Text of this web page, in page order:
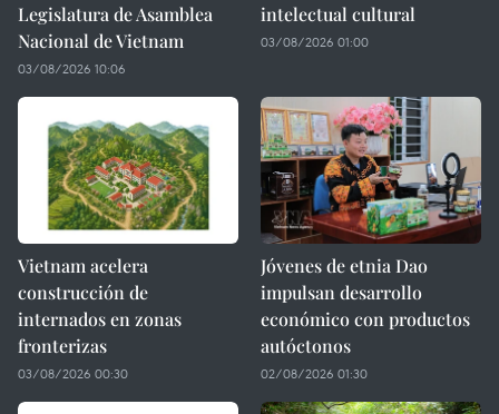
Legislatura de Asamblea
Nacional de Vietnam
03/08/2026 10:06
intelectual cultural
03/08/2026 01:00
Vietnam acelera
construcción de
internados en zonas
fronterizas
03/08/2026 00:30
Jóvenes de etnia Dao
impulsan desarrollo
económico con productos
autóctonos
02/08/2026 01:30